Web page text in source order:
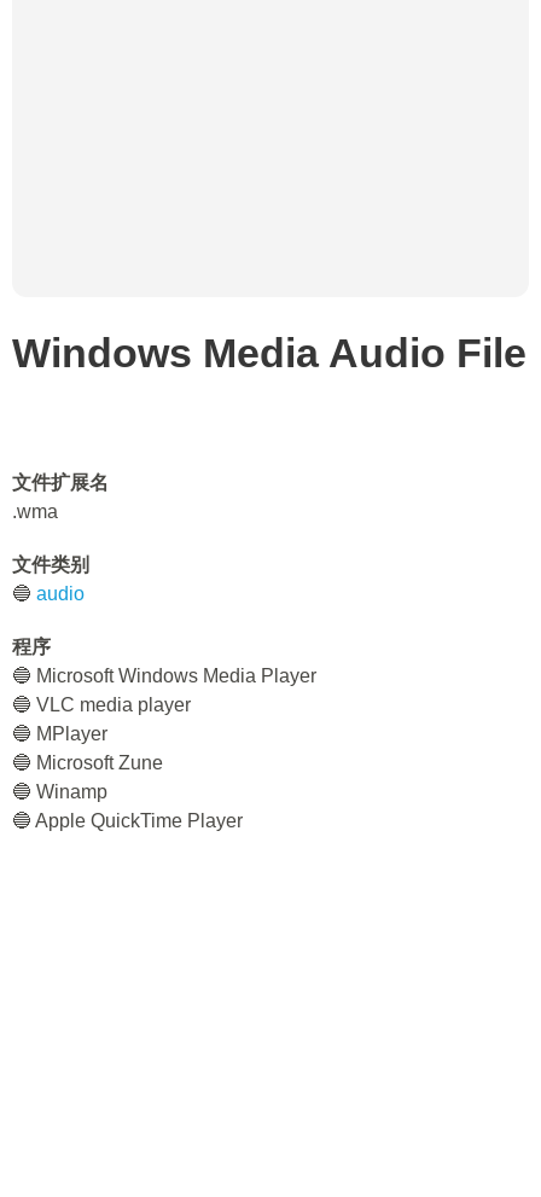
Windows Media Audio File
文件扩展名
.wma
文件类别
🔵 audio
程序
🔵 Microsoft Windows Media Player
🔵 VLC media player
🔵 MPlayer
🔵 Microsoft Zune
🔵 Winamp
🔵 Apple QuickTime Player